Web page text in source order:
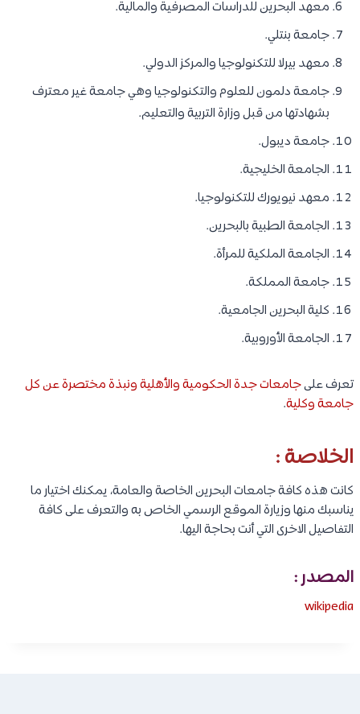
معهد البحرين للدراسات المصرفية والمالية.
جامعة بنتلي.
معهد بيرلا للتكنولوجيا والمركز الدولي.
جامعة دلمون للعلوم والتكنولوجيا وهي جامعة غير معترف
بشهادتها من قبل وزارة التربية والتعليم.
جامعة ديبول.
الجامعة الخليجية.
معهد نيويورك للتكنولوجيا.
الجامعة الطبية بالبحرين.
الجامعة الملكية للمرأة.
جامعة المملكة.
كلية البحرين الجامعية.
الجامعة الأوروبية.
تعرف علىجامعات جدة الحكومية والأهلية ونبذة مختصرة عن كل
جامعة وكلية.
الخلاصة :
كانت هذه كافة جامعات البحرين الخاصة والعامة، يمكنك اختيار ما
يناسبك منها وزيارة الموقع الرسمي الخاص به والتعرف على كافة
التفاصيل الاخرى التي أنت بحاجة اليها.
المصدر :
wikipedia